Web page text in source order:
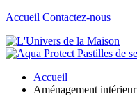
Accueil Contactez-nous
Accueil
Aménagement intérieur